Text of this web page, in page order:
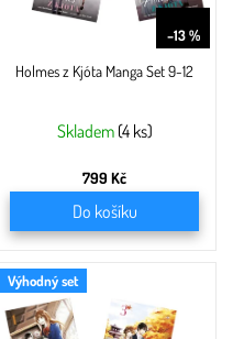
–13 %
Holmes z Kjóta Manga Set 9-12
Skladem (4 ks)
799 Kč
Do košíku
Výhodný set